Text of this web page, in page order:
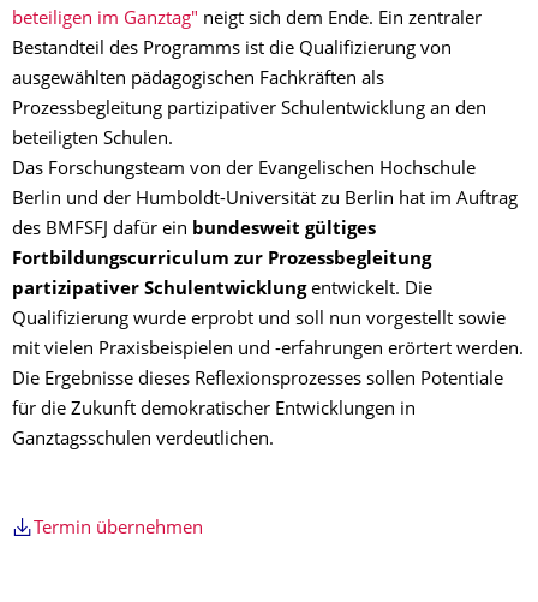
beteiligen im Ganztag" neigt sich dem Ende. Ein zentraler
Bestandteil des Programms ist die Qualifizierung von
ausgewählten pädagogischen Fachkräften als
Prozessbegleitung partizipativer Schulentwicklung an den
beteiligten Schulen.
Das Forschungsteam von der Evangelischen Hochschule
Berlin und der Humboldt-Universität zu Berlin hat im Auftrag
des BMFSFJ dafür ein bundesweit gültiges
Fortbildungscurriculum zur Prozessbegleitung
partizipativer Schulentwicklungentwickelt. Die
Qualifizierung wurde erprobt und soll nun vorgestellt sowie
mit vielen Praxisbeispielen und -erfahrungen erörtert werden.
Die Ergebnisse dieses Reflexionsprozesses sollen Potentiale
für die Zukunft demokratischer Entwicklungen in
Ganztagsschulen verdeutlichen.
Termin übernehmen